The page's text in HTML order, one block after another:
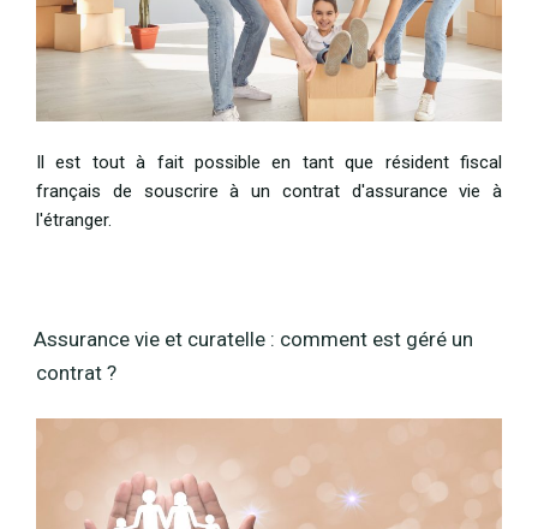
Il est tout à fait possible en tant que résident fiscal
français de souscrire à un contrat d'assurance vie à
l'étranger.
Assurance vie et curatelle : comment est géré un
contrat ?